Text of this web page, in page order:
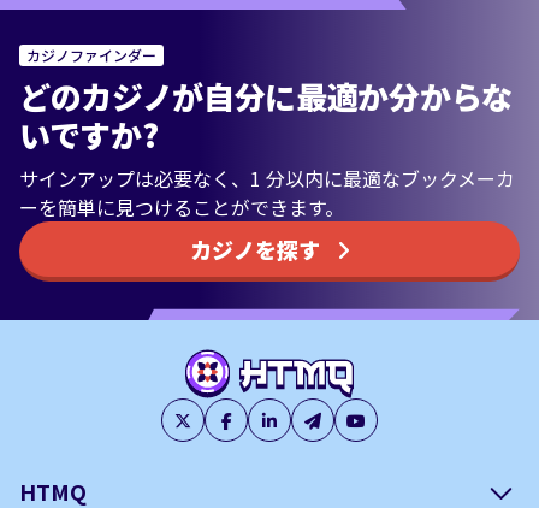
カジノファインダー
どのカジノが自分に最適か分からな
いですか?
サインアップは必要なく、1 分以内に最適なブックメーカ
ーを簡単に見つけることができます。
カジノを探す
HTMQ